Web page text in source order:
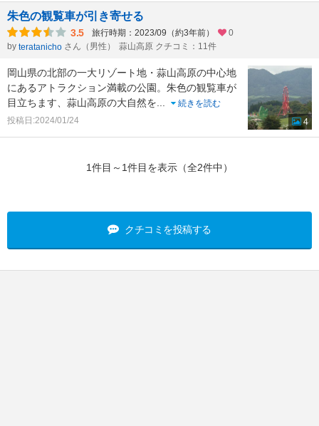
朱色の観覧車が引き寄せる
3.5 旅行時期：2023/09（約3年前）
0
by teratanicho さん（男性） 蒜山高原 クチコミ：11件
岡山県の北部の一大リゾート地・蒜山高原の中心地
にあるアトラクション満載の公園。朱色の観覧車が
目立ちます、蒜山高原の大自然を
続きを読む
投稿日:2024/01/24
4
1件目～1件目を表示（全2件中）
クチコミを投稿する